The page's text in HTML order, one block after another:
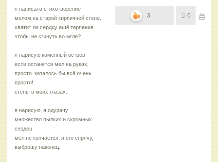
я написала стихотворение
мелом на старой кирпичной стене.
хватит ли сердцу ещё терпения
чтобы не сгинуть во мгле?
я нарисую каменный остров
если останется мел на руках,
просто. казалось бы всё очень
просто!
стены в моих глазах.
я нарисую, я одурачу
множество пылких и скромных
сердец.
мел не кончается, я его спрячу,
выброшу наконец.
3 0